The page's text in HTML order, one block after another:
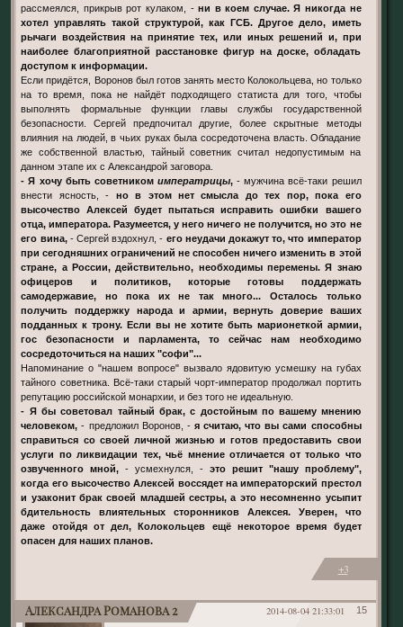
рассмеялся, прикрыв рот кулаком, -ни в коем случае. Я никогда не
хотел управлять такой структурой, как ГСБ. Другое дело, иметь
рычаги воздействия на принятие тех, или иных решений и, при
наиболее благоприятной расстановке фигур на доске, обладать
доступом к информации.
Если придётся, Воронов был готов занять место Колокольцева, но только
на то время, пока не найдёт подходящего статиста для того, чтобы
выполнять формальные функции главы службы государственной
безопасности. Сергей предпочитал другие, более скрытные методы
влияния на людей, в чьих руках была сосредоточена власть. Обладание
же собственной властью, тайный советник считал недопустимым на
данном этапе их с Александрой заговора.
- Я хочу быть советником императрицы, - мужчина всё-таки решил
внести ясность, - но в этом нет смысла до тех пор, пока его
высочество Алексей будет пытаться исправить ошибки вашего
отца, императора. Разумеется, у него ничего не получится, но это не
его вина,- Сергей вздохнул, - его неудачи докажут то, что император
при сегодняшних ограничений не способен ничего изменить в этой
стране, а России, действительно, необходимы перемены. Я знаю
офицеров и политиков, которые готовы поддержать
самодержавие, но пока их не так много... Осталось только
получить поддержку народа и армии, вернуть доверие ваших
подданных к трону. Если вы не хотите быть марионеткой армии,
гос безопасности и парламента, то сейчас нам необходимо
сосредоточиться на наших "софи"...
Напоминание о "нашем вопросе" вызвало ядовитую усмешку на губах
тайного советника. Всё-таки старый чорт-император продолжал портить
репутацию российской монархии, и без того не идеальную.
- Я бы советовал тайный брак, с достойным по вашему мнению
человеком, - предложил Воронов, - я считаю, что вы сами способны
справиться со своей личной жизнью и готов предоставить свои
услуги по ликвидации тех, чьё мнение отличается от только что
озвученного мной, - усмехнулся, - это решит "нашу проблему",
когда его высочество Алексей воссядет на императорский престол
и узаконит брак своей младшей сестры, а это несомненно усыпит
бдительность влиятельных сторонников Алексея. Уверен, что
даже отойдя от дел, Колокольцев ещё некоторое время будет
опасен для наших планов.
+3
15
2014-08-04 21:33:01
Александра Романова 2